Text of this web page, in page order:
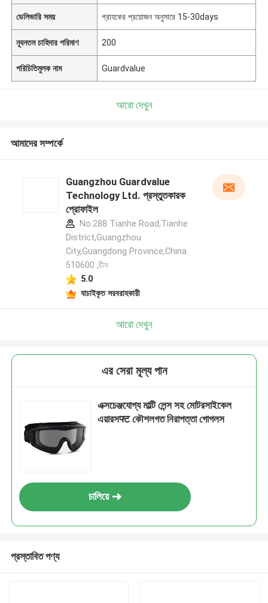
ডেলিভারি সময় গ্রাহকের প্রয়োজন অনুসারে 15-30days
ন্যূনতম চাহিদার পরিমাণ 200
পরিচিতিমুলক নাম Guardvalue
আরো দেখুন
আমাদের সম্পর্কে
Guangzhou Guardvalue
Technology Ltd. প্রস্তুতকারক
প্রোফাইল
No.288 Tianhe Road,Tianhe
District,Guangzhou
City,Guangdong Province,China
510600 ,চীন
5.0
যাচাইকৃত সরবরাহকারী
আরো দেখুন
এর সেরা মূল্য পান
এক্সচেঞ্জযোগ্য মাল্টি লেন্স সহ মোটরসাইকেল
এয়ারসफ्ट কৌশলগত নিরাপত্তা গোগলস
চালিয়ে
প্রস্তাবিত পণ্য